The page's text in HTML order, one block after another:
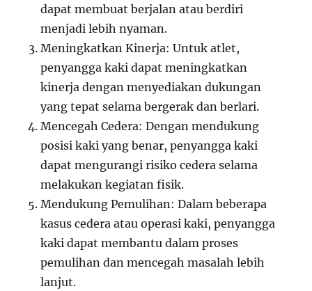
dapat membuat berjalan atau berdiri
menjadi lebih nyaman.
Meningkatkan Kinerja: Untuk atlet,
penyangga kaki dapat meningkatkan
kinerja dengan menyediakan dukungan
yang tepat selama bergerak dan berlari.
Mencegah Cedera: Dengan mendukung
posisi kaki yang benar, penyangga kaki
dapat mengurangi risiko cedera selama
melakukan kegiatan fisik.
Mendukung Pemulihan: Dalam beberapa
kasus cedera atau operasi kaki, penyangga
kaki dapat membantu dalam proses
pemulihan dan mencegah masalah lebih
lanjut.